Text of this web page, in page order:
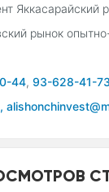
Яккасарайский
рынок
44,93-628-41-73